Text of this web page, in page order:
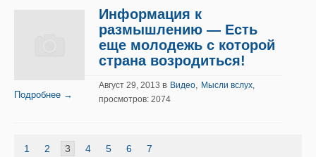
Подробнее →
Информация к
размышлению — Есть
еще молодежь с которой
страна возродиться!
Август 29, 2013 в Видео, Мысли вслух,
просмотров: 2074
1 2 3 4 5 6 7